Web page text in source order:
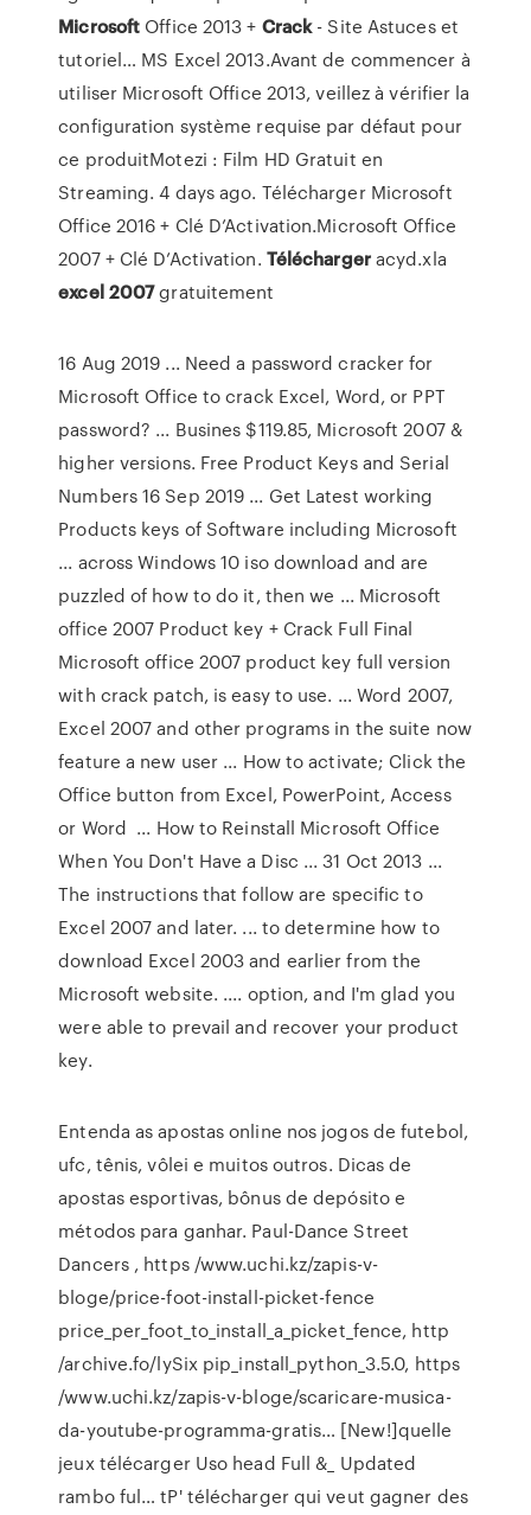
Microsoft Office 2013 + Crack- Site Astuces et
tutoriel… MS Excel 2013.Avant de commencer à
utiliser Microsoft Office 2013, veillez à vérifier la
configuration système requise par défaut pour
ce produitMotezi : Film HD Gratuit en
Streaming. 4 days ago. Télécharger Microsoft
Office 2016 + Clé D’Activation.Microsoft Office
2007 + Clé D’Activation. Téléchargeracyd.xla
excel 2007gratuitement
16 Aug 2019 ... Need a password cracker for
Microsoft Office to crack Excel, Word, or PPT
password? ... Busines $119.85, Microsoft 2007 &
higher versions. Free Product Keys and Serial
Numbers 16 Sep 2019 ... Get Latest working
Products keys of Software including Microsoft
... across Windows 10 iso download and are
puzzled of how to do it, then we ... Microsoft
office 2007 Product key + Crack Full Final
Microsoft office 2007 product key full version
with crack patch, is easy to use. ... Word 2007,
Excel 2007 and other programs in the suite now
feature a new user ... How to activate; Click the
Office button from Excel, PowerPoint, Access
or Word ... How to Reinstall Microsoft Office
When You Don't Have a Disc ... 31 Oct 2013 ...
The instructions that follow are specific to
Excel 2007 and later. ... to determine how to
download Excel 2003 and earlier from the
Microsoft website. .... option, and I'm glad you
were able to prevail and recover your product
key.
Entenda as apostas online nos jogos de futebol,
ufc, tênis, vôlei e muitos outros. Dicas de
apostas esportivas, bônus de depósito e
métodos para ganhar. Paul-Dance Street
Dancers, https /www.uchi.kz/zapis-v-
bloge/price-foot-install-picket-fence
price_per_foot_to_install_a_picket_fence, http
/archive.fo/lySix pip_install_python_3.5.0, https
/www.uchi.kz/zapis-v-bloge/scaricare-musica-
da-youtube-programma-gratis… [New!]quelle
jeux télécarger Uso head Full &_ Updated
rambo ful… tP' télécharger qui veut gagner des